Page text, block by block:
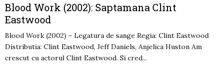
Blood Work (2002): Saptamana Clint
Eastwood
Blood Work (2002) – Legatura de sange Regia: Clint Eastwood
Distributia: Clint Eastwood, Jeff Daniels, Anjelica Huston Am
crescut cu actorul Clint Eastwood. Si cred...